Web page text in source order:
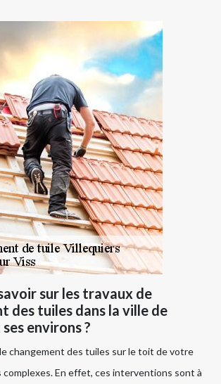
sur les travaux de
des tuiles dans la ville de
environs ?
changement des tuiles sur le toit de votre
En effet, ces interventions sont à